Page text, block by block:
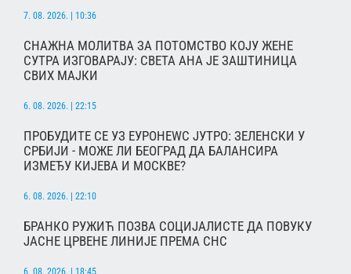
7. 08. 2026. | 10:36
СНАЖНА МОЛИТВА ЗА ПОТОМСТВО КОЈУ ЖЕНЕ
СУТРА ИЗГОВАРАЈУ: СВЕТА АНА ЈЕ ЗАШТИНИЦА
СВИХ МАЈКИ
6. 08. 2026. | 22:15
ПРОБУДИТЕ СЕ УЗ ЕУРОНЕWС ЈУТРО: ЗЕЛЕНСКИ У
СРБИЈИ - МОЖЕ ЛИ БЕОГРАД ДА БАЛАНСИРА
ИЗМЕЂУ КИЈЕВА И МОСКВЕ?
6. 08. 2026. | 22:10
БРАНКО РУЖИЋ ПОЗВА СОЦИЈАЛИСТЕ ДА ПОВУКУ
ЈАСНЕ ЦРВЕНЕ ЛИНИЈЕ ПРЕМА СНС
6. 08. 2026. | 18:45